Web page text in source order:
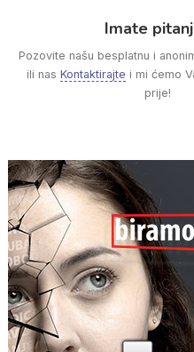
Imate
Pozovite našu besplatnu i
ili nas Kontaktirajte i mi ćemo
prije!